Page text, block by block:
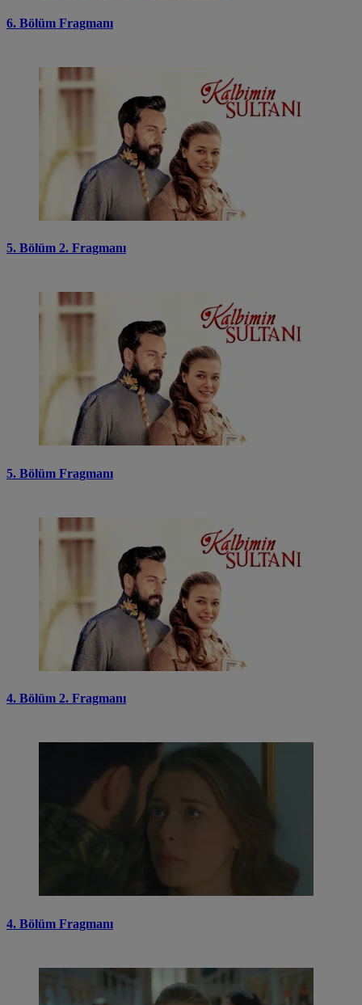
6. Bölüm Fragmanı
5. Bölüm 2. Fragmanı
5. Bölüm Fragmanı
4. Bölüm 2. Fragmanı
4. Bölüm Fragmanı